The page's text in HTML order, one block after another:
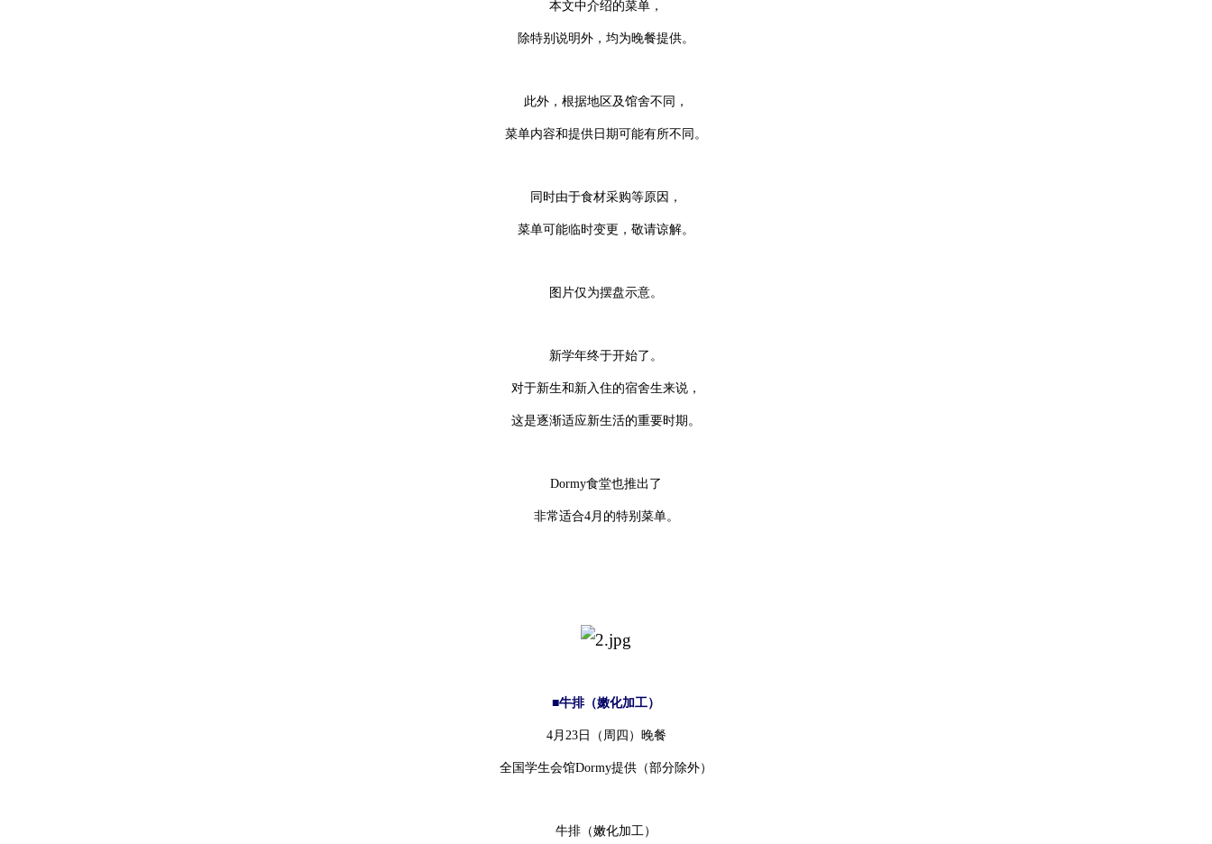
本文中介绍的菜单，
除特别说明外，均为晚餐提供。
此外，根据地区及馆舍不同，
菜单内容和提供日期可能有所不同。
同时由于食材采购等原因，
菜单可能临时变更，敬请谅解。
图片仅为摆盘示意。
新学年终于开始了。
对于新生和新入住的宿舍生来说，
这是逐渐适应新生活的重要时期。
Dormy食堂也推出了
非常适合4月的特别菜单。
■牛排（嫩化加工）
4月23日（周四）晚餐
全国学生会馆Dormy提供（部分除外）
牛排（嫩化加工）